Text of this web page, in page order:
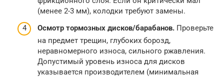
(менее 2-3 мм), колодки требуют замены.
Осмотр тормозных дисков/барабанов. Проверьте
на предмет трещин, глубоких борозд,
неравномерного износа, сильного ржавления.
Допустимый уровень износа для дисков
указывается производителем (минимальная